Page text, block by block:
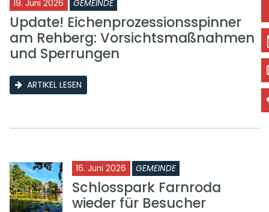
19. Juni 2026 GEMEINDE
Update! Eichenprozessionsspinner
am Rehberg: Vorsichtsmaßnahmen
und Sperrungen
ARTIKEL LESEN
16. Juni 2026 GEMEINDE
Schlosspark Farnroda
wieder für Besucher